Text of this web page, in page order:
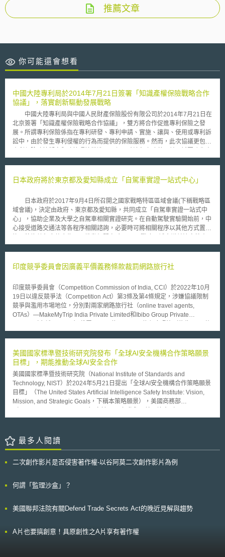
推薦文章
你可能還會想看
中國大陸專利局於2014年7月21日簽署「知識產權保險戰略合作
協議」，落實創新驅動發展戰略
中國大陸專利局與中國人民財產保險股份有限公司於2014年7月21日在
北京簽署「知識產權保險戰略合作協議」，雙方將合作促進專利保險之發
展。所謂專利保險係指在專利研發、專利申請、實施、讓與、使用或專利訴
訟中，由於發生專利侵權的行為而提供的保險服務。然而，此次協議更包括
利風險的宣導以提升企業管理專利風險的意識，最終目標是建立專利保險風
利風險上有正面的參考價值，但由於現行客觀環境下的條件較不完備，使得
利風險程度有異、無法準確計算保險標的鑑價制度等，但專利保險的概念早
在1994年美國即已推出，又伴隨智慧財產權意識的高漲，各國也相繼推
行，例如：英國推出的「專利申請保險」，以及日本推出的「知識產權授權
金保險」等。因此，此次中國大陸亦擴大推行專利保險之政策，可謂與國際
發展趨勢與整體智財法制建制有關，可供我國未來引進專利保險制度上試行
日本政府將於東京都及愛知縣成立「自駕車實證一站式中心」
日本政府於2017年9月4日所召開之國家戰略特區區域會議(下稱戰略區
域會議)，決定由政府、東京都及愛知縣，共同成立「自駕車實證一站式中
心」，協助企業及大學之自駕車相關實證研究。在自動駕駛實驗開始前，中
心接受道路交通法等各程序相關諮詢，必要時可將相關程序以其他方式置
口設置於東京都及愛知縣，欲進行實驗之企業可至前述窗口諮詢，東京都及
彙整後回覆予企業，如此一來，企業可減輕實驗前繁瑣程序所帶來之負擔，
示「自駕系統於汽車產業中，已是國家間之競爭」，且東京都將致力於「沙
盒特區」體制之推動，於必要時可暫時停止相關現行法規之限制。愛知縣大
村秀章知事則期待「透過實證實驗累積技術，促使愛知縣能維持引領世界汽
車產業聚集地之地位」。 針對上述特區的設置，未來實際落實情況以
及法規排除作法與範圍，值得我國持續投入關注。
印度競爭委員會因廣義平價義務條款裁罰網路旅行社
印度競爭委員會（Competition Commission of India, CCI）於2022年10月
19日以違反競爭法（Competition Act）第3條及第4條規定，涉嫌協議限制
競爭與濫用市場地位，分別對兩家網路旅行社（online travel agents,
OTAs）—MakeMyTrip India Private Limited和Ibibo Group Private
和2029萬美金），並要求MMT-Go修改與合作飯店之間的「廣義平價義務條
者施行可能造成壟斷，需要個案認定是否違反競爭法。MMT-Go向國家公司
法上訴法院（National Company Law Appellate Tribunal, NCLAT）提起救
濟，NCLAT於2023年2月23日宣布將對CCI的裁罰進行審理，預計於4月11
日舉行庭審。 「平價義務條款」在OTAs和合作飯店間相當常見，是為了要
解決搭便車問題，防止飯店從中獲取不公平利益，而平價義務條款分成「狹
義」與「廣義」。「狹義平價義務條款」禁止飯店在飯店自身網站以更好的
價格與條件進行銷售，因只限制飯店在本身銷售管道的條件，並不影響
位，其競爭對手無法與之公平競爭，可能產生壟斷。 此外，歐盟可能有同
樣的看法，歐盟委員會於2022年5月新修訂「垂直集體豁免規則」
（Vertical Block Exemption Regulation, VBER）將廣義平價義務條款從豁
是未來競爭法的國際趨勢，可以作為我國未來相關法規調適之參考。
美國國家標準暨技術研究院發布「全球AI安全機構合作策略願景
目標」，期能推動全球AI安全合作
美國國家標準暨技術研究院（National Institute of Standards and
Technology, NIST）於2024年5月21日提出「全球AI安全機構合作策略願景
目標」（The United States Artificial Intelligence Safety Institute: Vision,
Mission, and Strategic Goals，下稱本策略願景），美國商務部
Summit）期間對外揭示本策略願景，期能與其他國家攜手打造安全、可靠
前AI安全所面臨的挑戰包含：一、欠缺對先進AI之標準化衡量指標；二、風
險測試、評估、驗證及確效（Test, Evaluation, Validation, and Verification,
的了解；四、產業、公民社會、國內外參與者等在實踐AI安全一事上合作程
下三大戰略目標：(1)推動AI安全科學發展：為建立安全準則與工具進行技術
與指標，以達到負責任設計、開發、部署與應用AI模型與系統之目的；(3)支
作，以發展國際通用的AI安全風險應對機制。
最多人閱讀
二次創作影片是否侵害著作權-以谷阿莫二次創作影片為例
何謂「監理沙盒」？
美國聯邦法院有關Defend Trade Secrets Act的晚近見解與趨勢
A片也要搞創意！具原創性之A片享有著作權